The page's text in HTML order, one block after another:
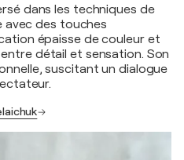
dans les techniques de
avec des touches
épaisse de couleur et
détail et sensation. Son
suscitant un dialogue